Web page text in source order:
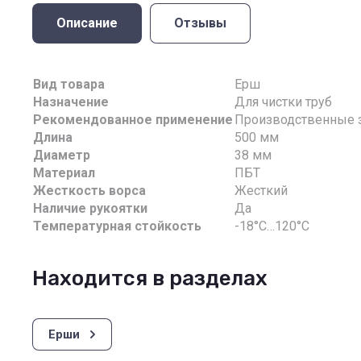
Описание Отзывы
Вид товара
Ерш
Назначение
Для чистки труб
Рекомендованное применение Производственные
Длина
500 мм
Диаметр
38 мм
Материал
ПБТ
Жесткость ворса
Жесткий
Наличие рукоятки
Да
Температурная стойкость
-18°С…120°С
Находится в разделах
Ерши